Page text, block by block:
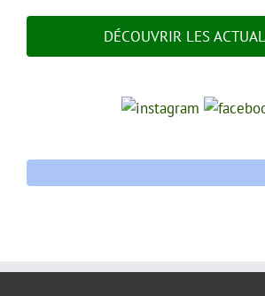
DÉCOUVRIR LES